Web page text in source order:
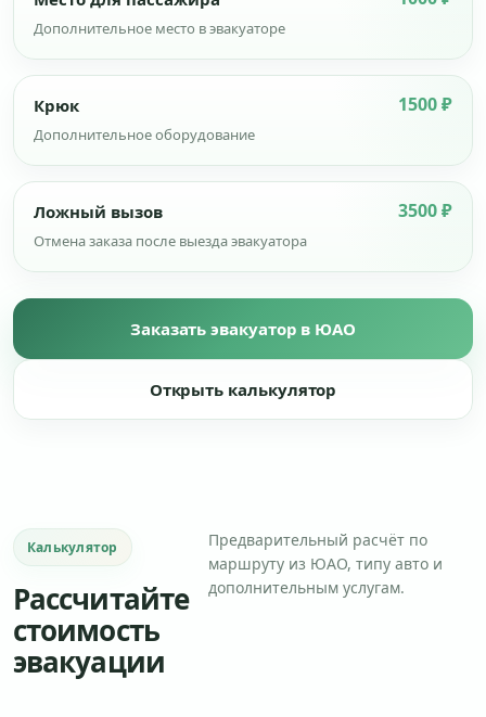
Дополнительное место в эвакуаторе
Крюк 1500 ₽
Дополнительное оборудование
Ложный вызов 3500 ₽
Отмена заказа после выезда эвакуатора
Заказать эвакуатор в ЮАО
Открыть калькулятор
Калькулятор
Рассчитайте
стоимость
эвакуации
Предварительный расчёт по
маршруту из ЮАО, типу авто и
дополнительным услугам.